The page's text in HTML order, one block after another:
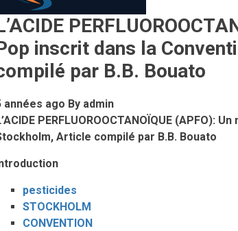
régionale
Afrique
de
la
Abidjan
Février
2018
inscrit dans la
par B.B. Bouato
années ago By admin
PERFLUOROOCTANOÏQUE (APFO):
Article compilé par B.B. Bouato
pesticides
STOCKHOLM
CONVENTION